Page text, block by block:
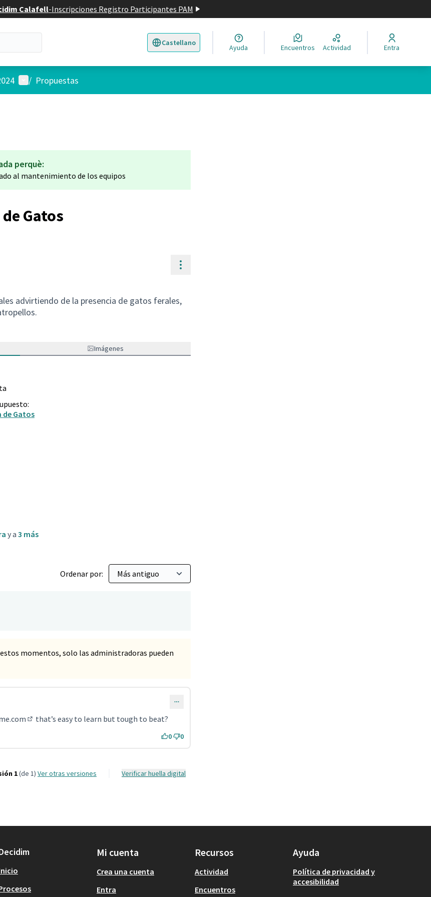
Calafell-Inscripciones Registro Participantes PAM
Castellano
Triar la llengua Elegir el idioma
Ayuda Encuentros Actividad Entra
Menú de usuario
/ Propuestas
perquè:
al mantenimiento de los equipos
Gatos
Controles de recursos
advirtiendo de la presencia de gatos ferales,
Imágenes
de Gatos
y a 3 más
Ordenar por:
momentos, solo las administradoras pueden
(Enlace externo)
that’s easy to learn but tough to beat?
0 0
1(de 1) ver otras versiones Verificar huella digital
Mi cuenta
Crea una cuenta
Entra
Recursos
Actividad
Encuentros
Ayuda
Política de privacidad y
accesibilidad